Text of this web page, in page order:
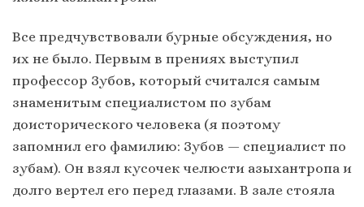
Все предчувствовали бурные обсуждения, но
их не было. Первым в прениях выступил
профессор Зубов, который считался самым
знаменитым специалистом по зубам
доисторического человека (я поэтому
запомнил его фамилию: Зубов — специалист по
зубам). Он взял кусочек челюсти азыхантропа и
долго вертел его перед глазами. В зале стояла